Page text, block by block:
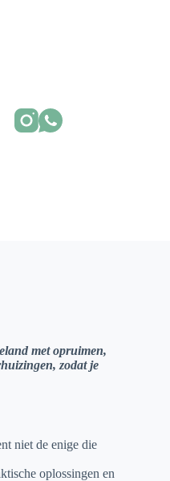
met opruimen,
zodat je
niet de enige die
oplossingen en